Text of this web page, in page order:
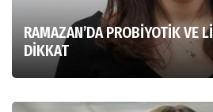
RAMAZAN’DA PROBİYOTİK VE
DİKKAT